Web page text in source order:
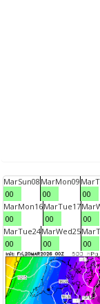
MarSun08
00
MarMon09
00
Mar
00
MarMon16
00
MarTue17
00
Mar
00
MarTue24
00
MarWed25
00
Mar
00